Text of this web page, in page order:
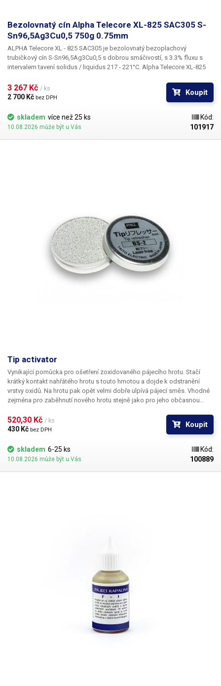
Bezolovnatý cín Alpha Telecore XL-825 SAC305 S-
Sn96,5Ag3Cu0,5 750g 0.75mm
ALPHA Telecore XL - 825 SAC305 je bezolovnatý bezoplachový
trubičkový cín S-Sn96,5Ag3Cu0,5 s dobrou smáčivostí, s 3.3% fluxu s
intervalem tavení solidus / liquidus 217 - 221°C. Alpha Telecore XL-825
urychluje práci Výsledný vzhled spojů je dokonalý a následná inspekce
je díky absenci zbytků fluxu jednoduchá. ​ Použitý flux při zahřátí tolik
neprská - pájení je tedy bezpečnější a uživatelsky příjemnější a na
deskách plošných spojů nezanechává tolik reziduí. K uživatelskému
komfortu rovněž příspívá nižší tvorba výparů. Velice nízký obsah
halogenů < 1,000ppm. K pájení lead-free směsí používejte k tomuto
účelu navržené pájecí stanice. Proces přetavení bezolovnaté pájky
3 267 Kč / ks
2 700 Kč bez DPH
Koupit
skladem více než 25 ks
10.08.2026 může být u Vás
Kód:
101917
Tip activator
Vynikající pomůcka pro ošetření zoxidovaného pájecího hrotu. Stačí
krátký kontakt nahřátého hrotu s touto hmotou a dojde k odstranění
vrstvy oxidů. Na hrotu pak opět velmi dobře ulpívá pájecí směs. Vhodné
zejména pro zaběhnutí nového hrotu stejně jako pro jeho občasnou
520,30 Kč / ks
430 Kč bez DPH
Koupit
skladem 6-25 ks
10.08.2026 může být u Vás
Kód:
100889